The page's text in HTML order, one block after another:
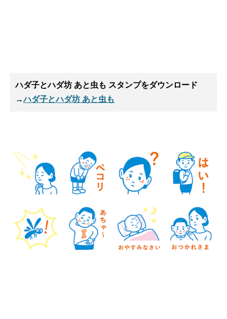
ハダ子とハダ坊 あと虫も スタンプをダウンロード
→ハダ子とハダ坊 あと虫も